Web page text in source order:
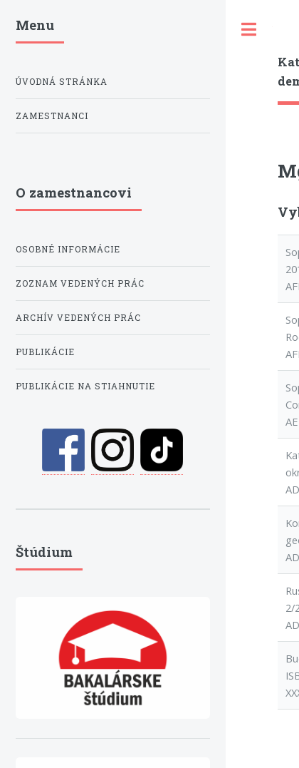
2/
Menu
ÚVODNÁ STRÁNKA
ZAMESTNANCI
O zamestnancovi
OSOBNÉ INFORMÁCIE
ZOZNAM VEDENÝCH PRÁC
ARCHÍV VEDENÝCH PRÁC
PUBLIKÁCIE
PUBLIKÁCIE NA STIAHNUTIE
Štúdium